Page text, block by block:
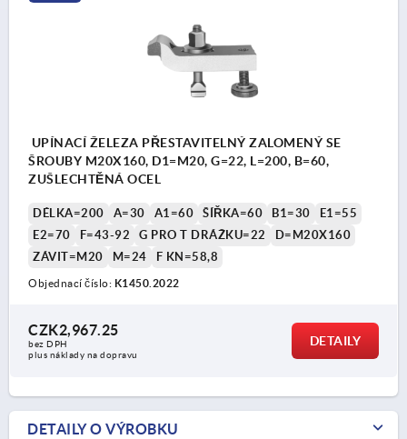
UPÍNACÍ ŽELEZA PŘESTAVITELNÝ ZALOMENÝ SE
ŠROUBY M20X160, D1=M20, G=22, L=200, B=60,
ZUŠLECHTĚNÁ OCEL
DÉLKA=200 A=30 A1=60 ŠÍŘKA=60 B1=30
E1=55
E2=70
F=43-92 G PRO T DRÁŽKU=22
D=M20X160
ZÁVIT=M20
M=24 F KN=58,8
Objednací číslo: K1450.2022
CZK2,967.25
bez DPH
plus náklady na dopravu
DETAILY
DETAILY O VÝROBKU